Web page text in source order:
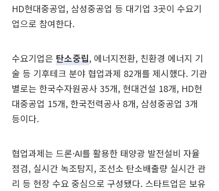
HD현대중공업, 삼성중공업 등 대기업 3곳이 수요기
업으로 참여한다.
수요기업은 탄소중립, 에너지전환, 친환경 에너지 기
술 등 기후테크 분야 협업과제 82개를 제시했다. 기관
별로는 한국수자원공사 35개, 현대건설 18개, HD현
대중공업 15개, 한국전력공사 8개, 삼성중공업 3개
등이다.
협업과제는 드론·AI를 활용한 태양광 발전설비 자율
점검, 실시간 녹조탐지, 조선소 탄소배출량 실시간 관
리 등 현장 수요 중심으로 구성됐다. 스타트업은 보유